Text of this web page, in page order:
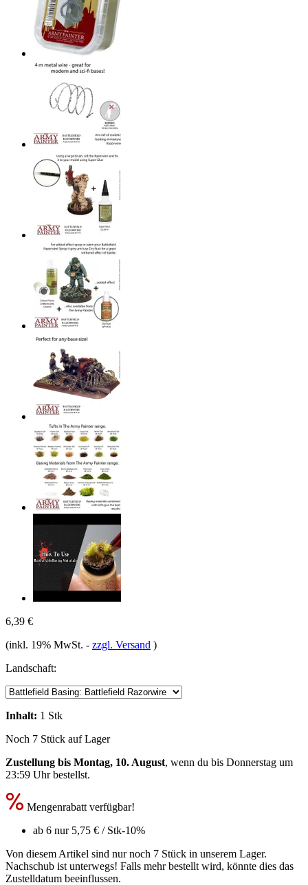
6,39 €
(inkl. 19% MwSt. - zzgl. Versand )
Landschaft:
Inhalt: 1 Stk
Noch 7 Stück auf Lager
Zustellung bis Montag, 10. August, wenn du bis Donnerstag um
23:59 Uhrbestellst.
Mengenrabatt verfügbar!
ab 6 nur 5,75 € / Stk-10%
Von diesem Artikel sind nur noch 7 Stück in unserem Lager.
Nachschub ist unterwegs! Falls mehr bestellt wird, könnte dies das
Zustelldatum beeinflussen.